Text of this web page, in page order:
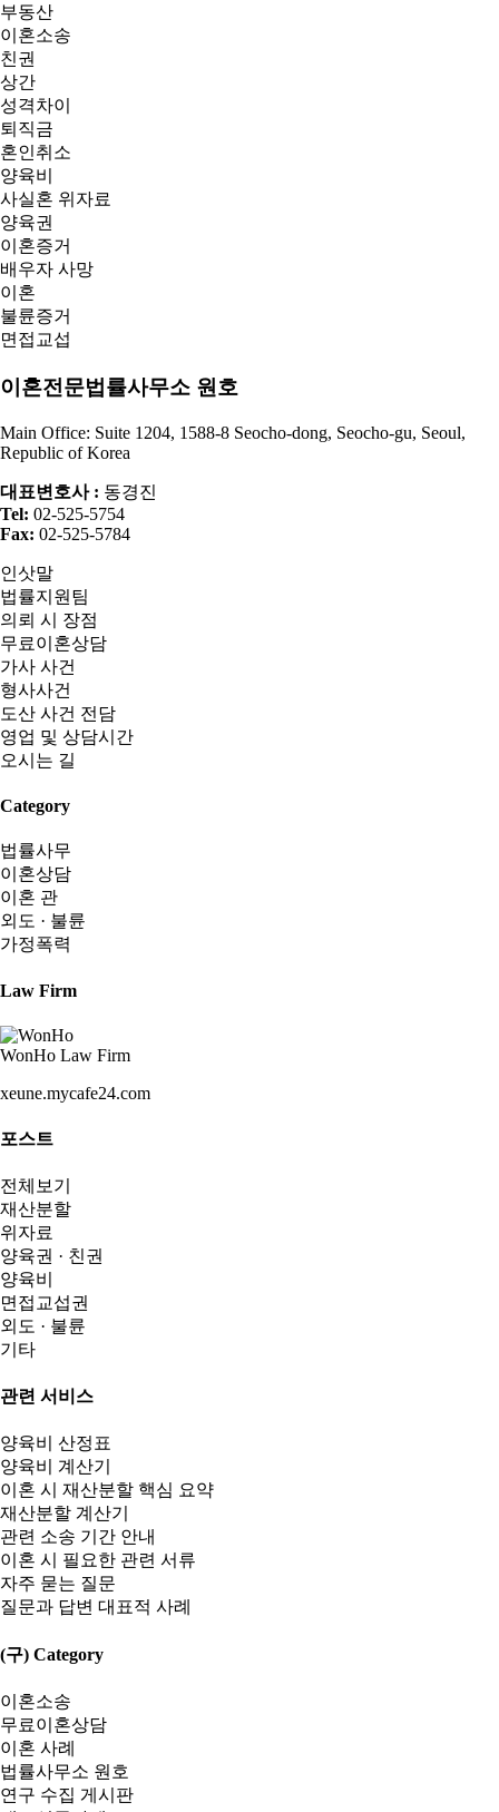
부동산
이혼소송
친권
상간
성격차이
퇴직금
혼인취소
양육비
사실혼 위자료
양육권
이혼증거
배우자 사망
이혼
불륜증거
면접교섭
이혼전문법률사무소 원호
Main Office: Suite 1204, 1588-8 Seocho-dong, Seocho-gu, Seoul,
Republic of Korea
대표변호사 : 동경진
Tel: 02-525-5754
Fax: 02-525-5784
인삿말
법률지원팀
의뢰 시 장점
무료이혼상담
가사 사건
형사사건
도산 사건 전담
영업 및 상담시간
오시는 길
Category
법률사무
이혼상담
이혼 관
외도 · 불륜
가정폭력
Law Firm
WonHo Law Firm
xeune.mycafe24.com
포스트
전체보기
재산분할
위자료
양육권 · 친권
양육비
면접교섭권
외도 · 불륜
기타
관련 서비스
양육비 산정표
양육비 계산기
이혼 시 재산분할 핵심 요약
재산분할 계산기
관련 소송 기간 안내
이혼 시 필요한 관련 서류
자주 묻는 질문
질문과 답변 대표적 사례
(구) Category
이혼소송
무료이혼상담
이혼 사례
법률사무소 원호
연구 수집 게시판